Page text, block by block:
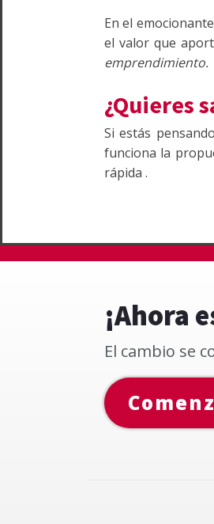
En el
el valor que
emprendimiento.
¿Quieres
Si estás
funciona la
rápida .
¡Ahora
El cambio se